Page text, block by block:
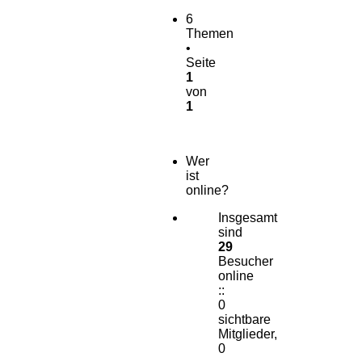
6
Themen
•
Seite
1
von
1
Wer
ist
online?
Insgesamt
sind
29
Besucher
online
::
0
sichtbare
Mitglieder,
0